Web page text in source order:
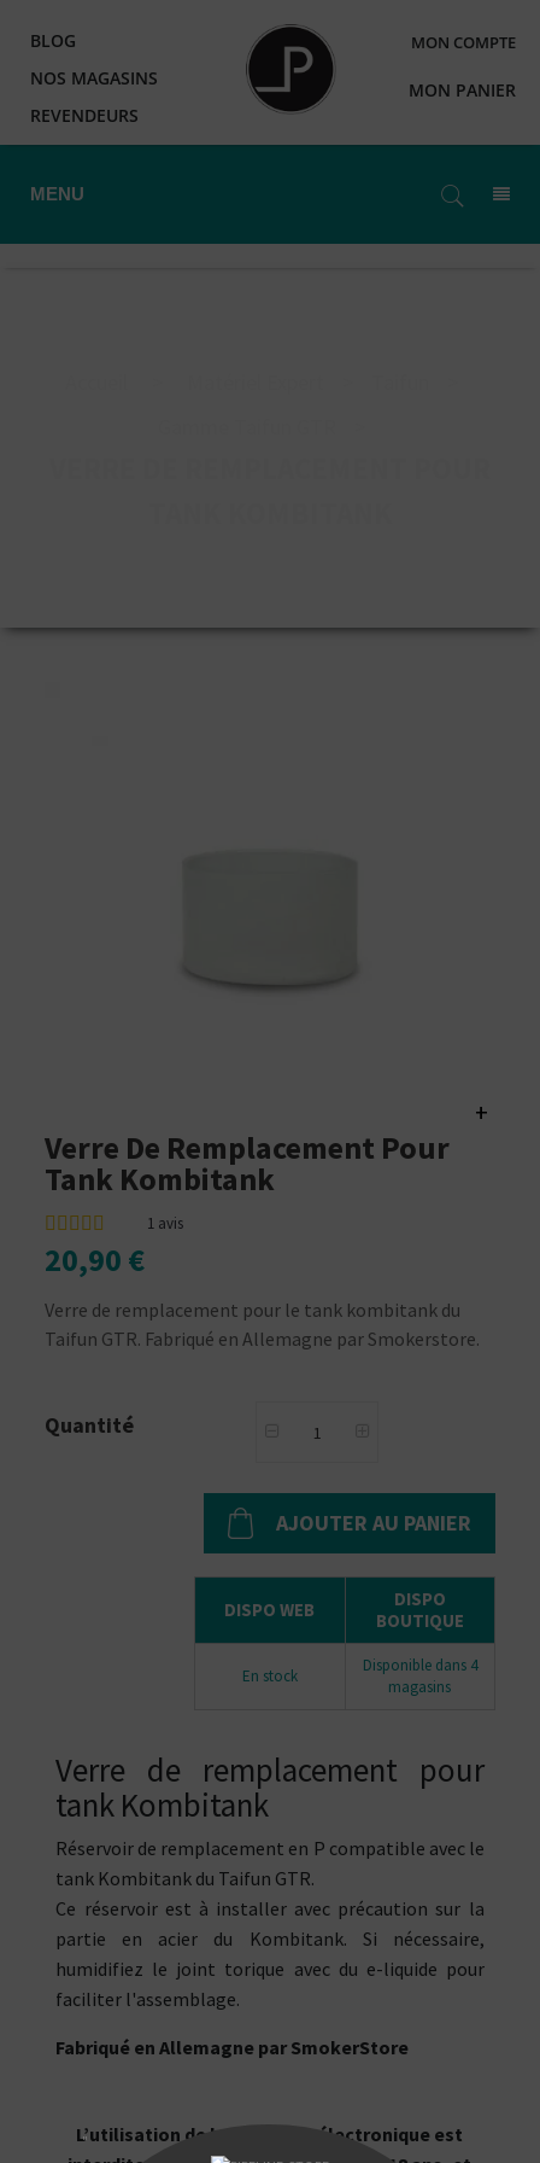
BLOG
NOS MAGASINS
REVENDEURS
MON COMPTE
MON PANIER
MENU
+
Verre De Remplacement Pour
Tank Kombitank
1 avis
20,90 €
Verre de remplacement pour le tank kombitank du
Taifun GTR. Fabriqué en Allemagne par Smokerstore.
Quantité
AJOUTER AU PANIER
DISPO WEB
DISPO
BOUTIQUE
En stock
Disponible dans 4
magasins
Verre de remplacement pour
tank Kombitank
Réservoir de remplacement en P compatible avec le
tank Kombitank du Taifun GTR.
Ce réservoir est à installer avec précaution sur la
partie en acier du Kombitank. Si nécessaire,
humidifiez le joint torique avec du e-liquide pour
faciliter l'assemblage.
Fabriqué en Allemagne par SmokerStore
L’utilisation de la cigarette électronique est
"